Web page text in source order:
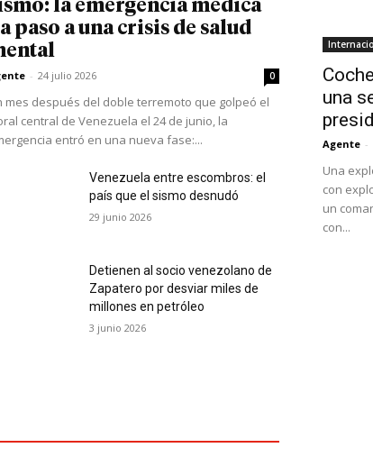
la emergencia médica
paso a una crisis de salud
- 24 julio 2026 0
mes después del doble terremoto que golpeó el
central de Venezuela el 24 de junio, la
entró en una nueva fase:...
Venezuela entre escombros: el
país que el sismo desnudó
29 junio 2026
Detienen al socio venezolano de
Zapatero por desviar miles de
millones en petróleo
3 junio 2026
una
Agente -
Una
con
un
con...